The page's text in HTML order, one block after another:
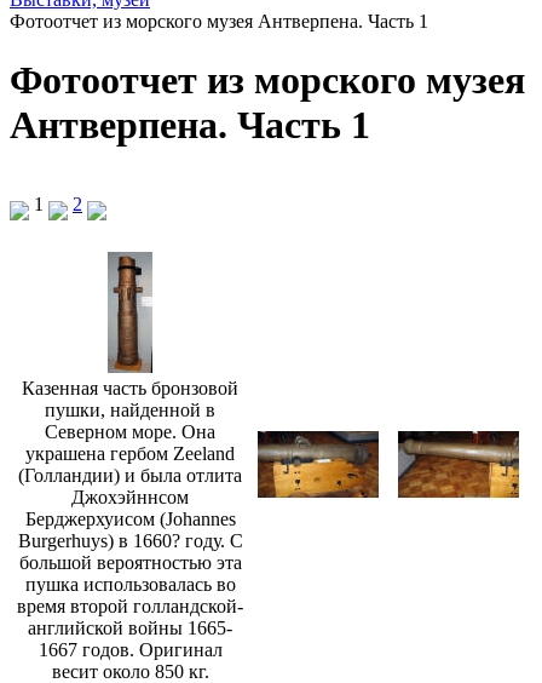
Фотоотчет из морского музея Антверпена. Часть 1
Фотоотчет из морского музея
Антверпена. Часть 1
1 2
Казенная часть бронзовой
пушки, найденной в
Северном море. Она
украшена гербом Zeeland
(Голландии) и была отлита
Джохэйннсом
Берджерхуисом (Johannes
Burgerhuys) в 1660? году. С
большой вероятностью эта
пушка использовалась во
время второй голландской-
английской войны 1665-
1667 годов. Оригинал
весит около 850 кг.